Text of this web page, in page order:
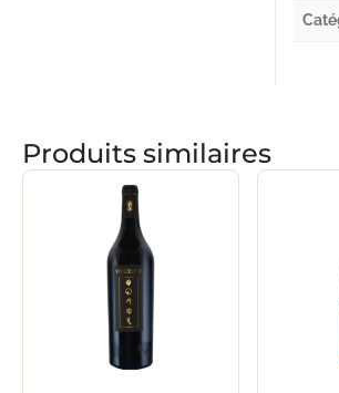
Produits similaires